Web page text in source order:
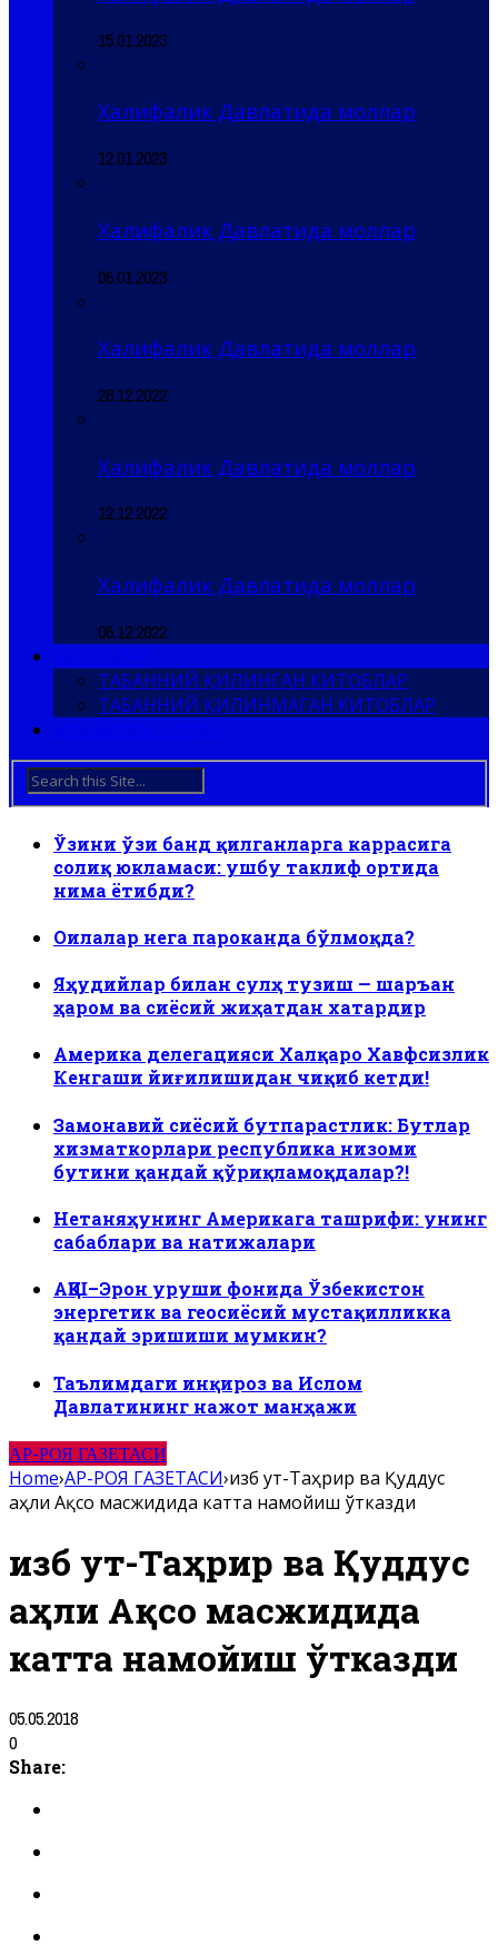
15.01.2023
Халифалик Давлатида моллар
12.01.2023
Халифалик Давлатида моллар
06.01.2023
Халифалик Давлатида моллар
28.12.2022
Халифалик Давлатида моллар
12.12.2022
Халифалик Давлатида моллар
06.12.2022
ТАБАННИЙ ҚИЛИНГАН КИТОБЛАР
ТАБАННИЙ ҚИЛИНМАГАН КИТОБЛАР
Ўзини ўзи банд қилганларга каррасига
солиқ юкламаси: ушбу таклиф ортида
нима ётибди?
Оилалар нега пароканда бўлмоқда?
Яҳудийлар билан сулҳ тузиш — шаръан
ҳаром ва сиёсий жиҳатдан хатардир
Америка делегацияси Халқаро Хавфсизлик
Кенгаши йиғилишидан чиқиб кетди!
Замонавий сиёсий бутпарастлик: Бутлар
хизматкорлари республика низоми
бутини қандай қўриқламоқдалар?!
Нетаняҳунинг Америкага ташрифи: унинг
сабаблари ва натижалари
АҚШ–Эрон уруши фонида Ўзбекистон
энергетик ва геосиёсий мустақилликка
қандай эришиши мумкин?
Таълимдаги инқироз ва Ислом
Давлатининг нажот манҳажи
АР-РОЯ ГАЗЕТАСИ
Home›АР-РОЯ ГАЗЕТАСИ›Ҳизб ут-Таҳрир ва Қуддус
аҳли Ақсо масжидида катта намойиш ўтказди
Ҳизб ут-Таҳрир ва Қуддус
аҳли Ақсо масжидида
катта намойиш ўтказди
05.05.2018
0
Share: